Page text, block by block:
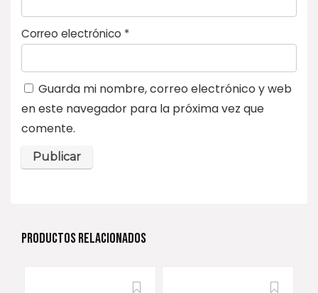
Correo electrónico *
Guarda mi nombre, correo electrónico y web
en este navegador para la próxima vez que
comente.
PRODUCTOS RELACIONADOS